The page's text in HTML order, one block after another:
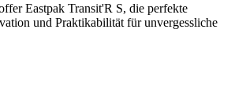
Eastpak Transit'R S, die perfekte
und Praktikabilität für unvergessliche